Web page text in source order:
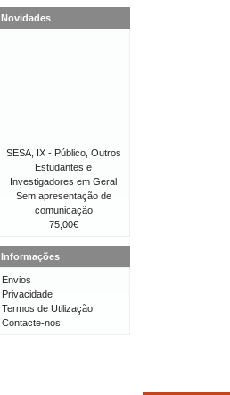
Novidades
SESA, IX - Público, Outros
Estudantes e
Investigadores em Geral
Sem apresentação de
comunicação
75,00€
Informações
Envios
Privacidade
Termos de Utilização
Contacte-nos